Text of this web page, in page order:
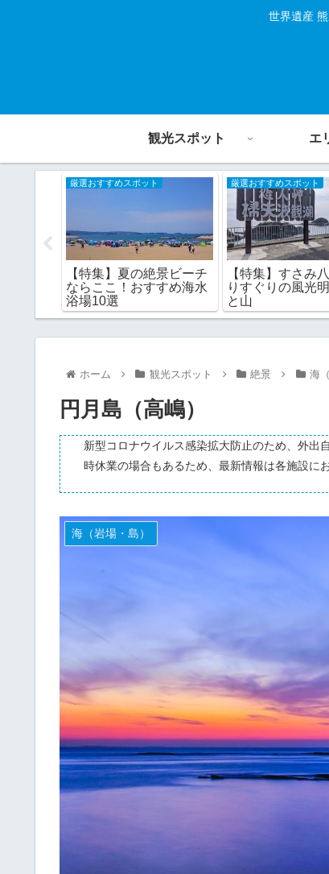
世界遺産
観光スポット エ
厳選おすすめスポット
【特集】夏の絶景ビーチ
ならここ！おすすめ海水
浴場10選
厳選おすすめスポット
【特集】すさみ
りすぐりの風光
と山
ホーム 観光スポット 絶景 海
円月島（高嶋）
新型コロナウイルス感染拡大防止のため、外出
時休業の場合もあるため、最新情報は各施設に
海（岩場・島）